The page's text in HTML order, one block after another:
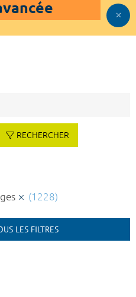
RECHERCHER
(1228)
LES FILTRES